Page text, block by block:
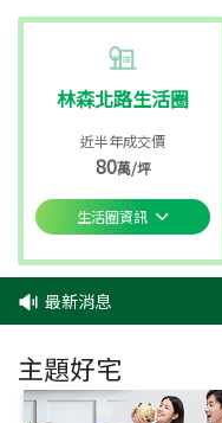
林森北路生活圈
近半年成交價
80萬/坪
生活圈資訊
最新消息
主題好宅